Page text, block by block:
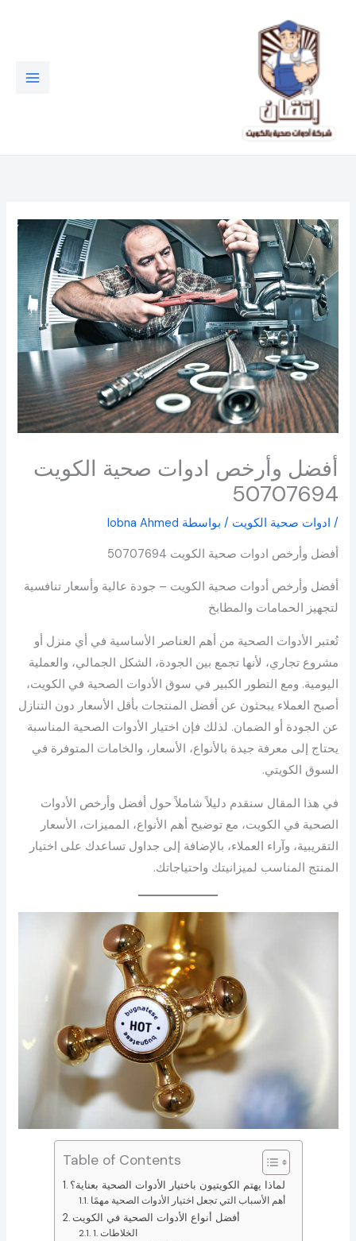
المحتوى
أفضل وأرخص ادوات صحية الكويت
50707694
/ ادوات صحية الكويت / بواسطة lobna Ahmed
أفضل وأرخص ادوات صحية الكويت 50707694
أفضل وأرخص أدوات صحية الكويت – جودة عالية وأسعار تنافسية
لتجهيز الحمامات والمطابخ
تُعتبر الأدوات الصحية من أهم العناصر الأساسية في أي منزل أو
مشروع تجاري، لأنها تجمع بين الجودة، الشكل الجمالي، والعملية
اليومية. ومع التطور الكبير في سوق الأدوات الصحية في الكويت،
أصبح العملاء يبحثون عن أفضل المنتجات بأقل الأسعار دون التنازل
عن الجودة أو الضمان. لذلك فإن اختيار الأدوات الصحية المناسبة
يحتاج إلى معرفة جيدة بالأنواع، الأسعار، والخامات المتوفرة في
السوق الكويتي.
في هذا المقال سنقدم دليلاً شاملاً حول أفضل وأرخص الأدوات
الصحية في الكويت، مع توضيح أهم الأنواع، المميزات، الأسعار
التقريبية، وآراء العملاء، بالإضافة إلى جداول تساعدك على اختيار
المنتج المناسب لميزانيتك واحتياجاتك.
Table of Contents
لماذا يهتم الكويتيون باختيار الأدوات الصحية بعناية؟
أهم الأسباب التي تجعل اختيار الأدوات الصحية مهمًا
أفضل أنواع الأدوات الصحية في الكويت
1. الخلاطات